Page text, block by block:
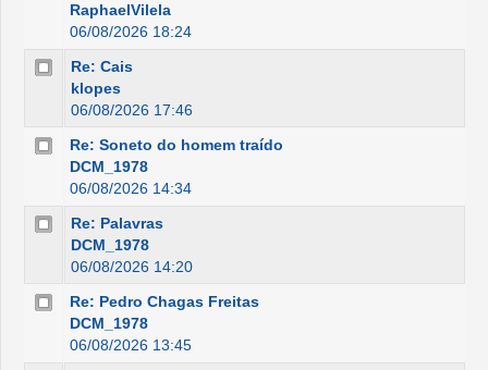
RaphaelVilela
06/08/2026 18:24
Re: Cais
klopes
06/08/2026 17:46
Re: Soneto do homem traído
DCM_1978
06/08/2026 14:34
Re: Palavras
DCM_1978
06/08/2026 14:20
Re: Pedro Chagas Freitas
DCM_1978
06/08/2026 13:45